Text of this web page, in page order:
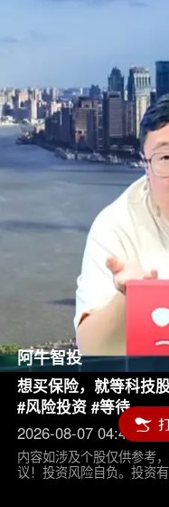
阿牛智投
想买保险，就等科技
#风险投资 #等待
2026-08-07 04:45
内容如涉及个股仅供参考
议！投资风险自负。投资